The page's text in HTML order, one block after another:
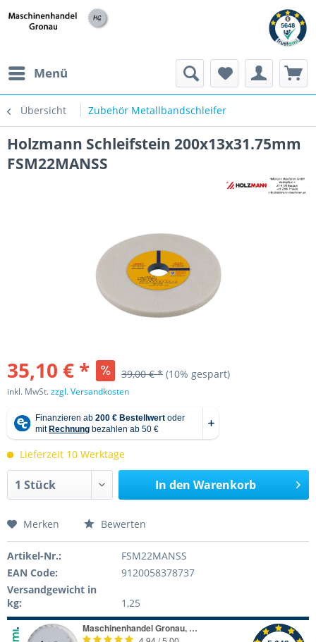
Menü
Übersicht Zubehör Metallbandschleifer
Holzmann Schleifstein 200x13x31.75mm
FSM22MANSS
35,10 € * 39,00 € * (10% gespart)
inkl. MwSt.zzgl. Versandkosten
Lieferzeit 10 Werktage
In den Warenkorb
Merken Bewerten
Artikel-Nr.:
FSM22MANSS
EAN Code:
9120058378737
Versandgewicht in
kg:
1,25